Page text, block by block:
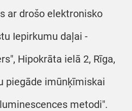
ar drošo elektronisko
Iepirkumu daļai -
Hipokrāta ielā 2, Rīga,
piegāde imūnķīmiskai
metodi".